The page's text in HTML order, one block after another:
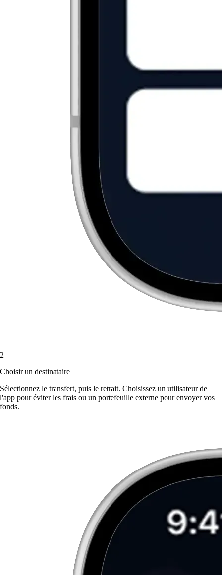
2
Choisir un destinataire
Sélectionnez le transfert, puis le retrait. Choisissez un utilisateur de
l'app pour éviter les frais ou un portefeuille externe pour envoyer vos
fonds.